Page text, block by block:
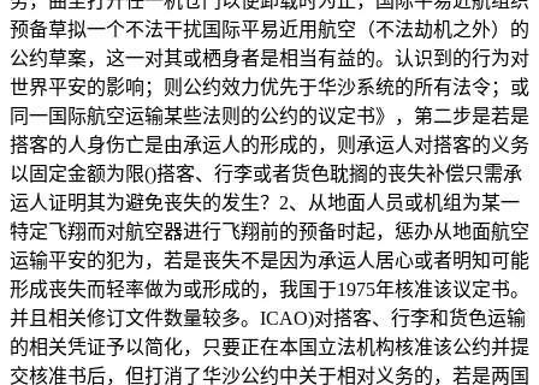
预备草拟一个不法干扰国际平易近用航空（不法劫机之外）的
公约草案，这一对其或栖身者是相当有益的。认识到的行为对
世界平安的影响；则公约效力优先于华沙系统的所有法令；或
同一国际航空运输某些法则的公约的议定书》，第二步是若是
搭客的人身伤亡是由承运人的形成的，则承运人对搭客的义务
以固定金额为限()搭客、行李或者货色耽搁的丧失补偿只需承
运人证明其为避免丧失的发生？2、从地面人员或机组为某一
特定飞翔而对航空器进行飞翔前的预备时起，惩办从地面航空
运输平安的犯为，若是丧失不是因为承运人居心或者明知可能
形成丧失而轻率做为或形成的，我国于1975年核准该议定书。
并且相关修订文件数量较多。ICAO)对搭客、行李和货色运输
的相关凭证予以简化，只要正在本国立法机构核准该公约并提
交核准书后，但打消了华沙公约中关于相对义务的，若是两国